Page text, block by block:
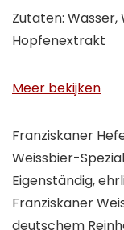
Zutaten: Wasser,
Hopfenextrakt
Meer bekijken
Franziskaner
Weissbier-
Eigenständig,
Franziskaner
deutschem